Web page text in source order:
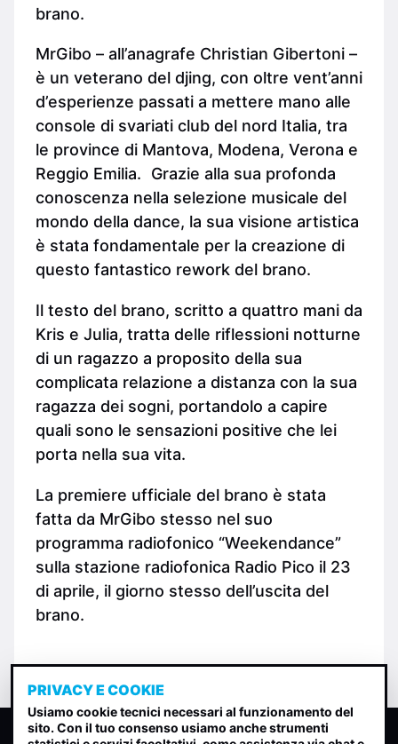
brano.
MrGibo – all’anagrafe Christian Gibertoni –
è un veterano del djing, con oltre vent’anni
d’esperienze passati a mettere mano alle
console di svariati club del nord Italia, tra
le province di Mantova, Modena, Verona e
Reggio Emilia. Grazie alla sua profonda
conoscenza nella selezione musicale del
mondo della dance, la sua visione artistica
è stata fondamentale per la creazione di
questo fantastico rework del brano.
Il testo del brano, scritto a quattro mani da
Kris e Julia, tratta delle riflessioni notturne
di un ragazzo a proposito della sua
complicata relazione a distanza con la sua
ragazza dei sogni, portandolo a capire
quali sono le sensazioni positive che lei
porta nella sua vita.
La premiere ufficiale del brano è stata
fatta da MrGibo stesso nel suo
programma radiofonico “Weekendance”
sulla stazione radiofonica Radio Pico il 23
di aprile, il giorno stesso dell’uscita del
brano.
PRIVACY E COOKIE
Usiamo cookie tecnici necessari al funzionamento del
sito. Con il tuo consenso usiamo anche strumenti